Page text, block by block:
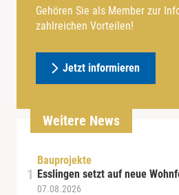
Gehören Sie als Member zur
zahlreichen Vorteilen!
Jetzt informieren
Weitere News
Bauprojekte
Esslingen setzt auf neue
07.08.2026